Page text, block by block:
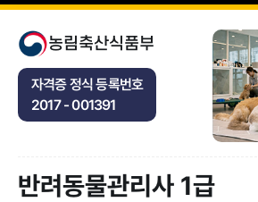
합격자 수 1위 국민교육
10년간 아무도 깨지 못한 기록!
압도적인 합격자 수
*자사 사이트 내 합격후기 글 수
업계 유일 교육 브랜드 대
업계 유일 교육 브랜드 대상
농림축산식품부
자격증 정식 등록번호
2017 - 001391
반려동물관리사 1급